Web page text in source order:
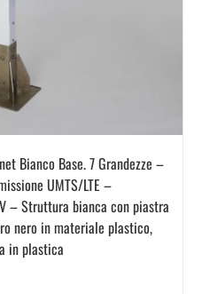
Bianco Base. 7 Grandezze –
UMTS/LTE –
– Struttura bianca con piastra
nero in materiale plastico,
in plastica